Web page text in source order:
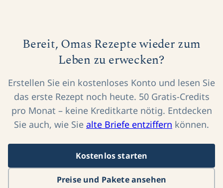
Bereit, Omas Rezepte wieder zum
Leben zu erwecken?
Erstellen Sie ein kostenloses Konto und lesen Sie
das erste Rezept noch heute. 50 Gratis-Credits
pro Monat – keine Kreditkarte nötig. Entdecken
Sie auch, wie Sie alte Briefe entziffern können.
Kostenlos starten
Preise und Pakete ansehen